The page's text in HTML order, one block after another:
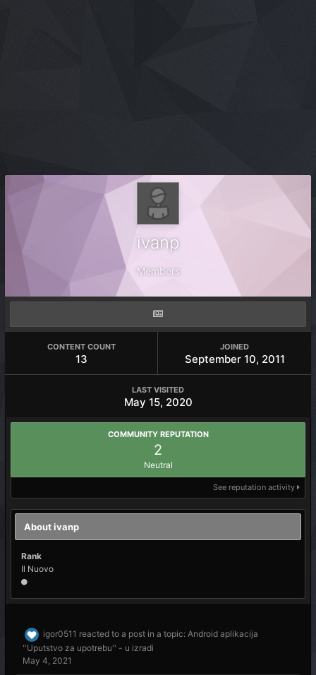
ivanp
Members
CONTENT COUNT
13
JOINED
September 10, 2011
LAST VISITED
May 15, 2020
COMMUNITY REPUTATION
2
Neutral
See reputation activity
About ivanp
Rank
Il Nuovo
igor0511 reacted to a post in a topic: Android aplikacija
''Uputstvo za upotrebu'' - u izradi
May 4, 2021